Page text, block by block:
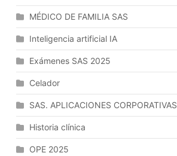
MÉDICO DE FAMILIA SAS
Inteligencia artificial IA
Exámenes SAS 2025
Celador
SAS. APLICACIONES CORPORATIVAS
Historia clínica
OPE 2025